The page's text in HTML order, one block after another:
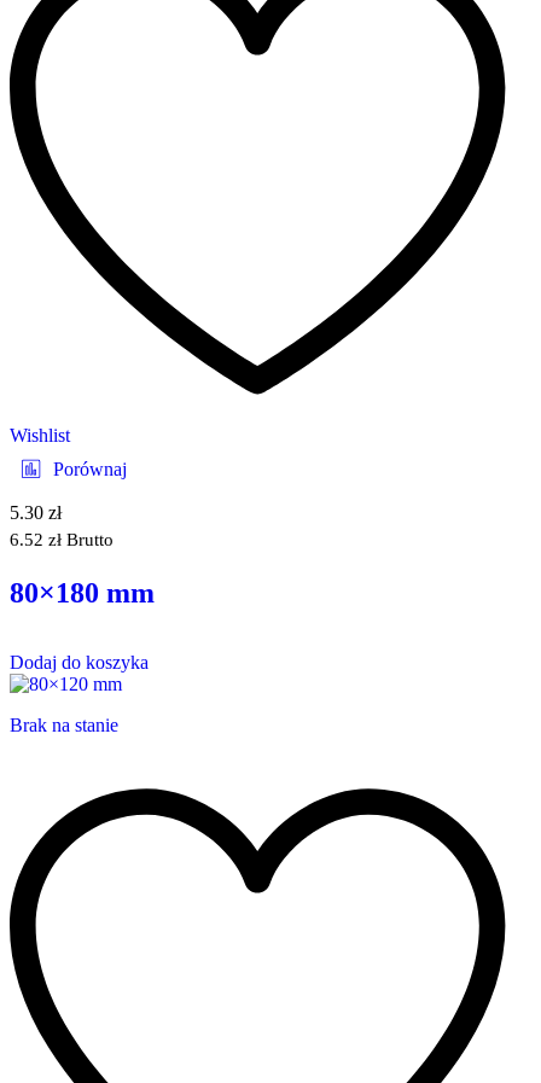
Wishlist
Porównaj
5.30 zł
6.52 zł Brutto
80×180 mm
Dodaj do koszyka
Brak na stanie